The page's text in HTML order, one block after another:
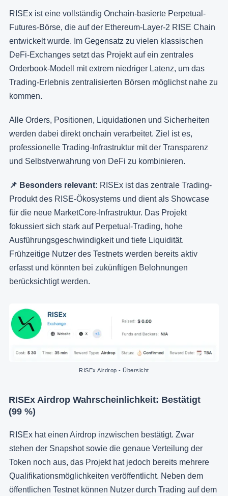
RISEx ist eine vollständig Onchain-basierte Perpetual-
Futures-Börse, die auf der Ethereum-Layer-2 RISE Chain
entwickelt wurde. Im Gegensatz zu vielen klassischen
DeFi-Exchanges setzt das Projekt auf ein zentrales
Orderbook-Modell mit extrem niedriger Latenz, um das
Trading-Erlebnis zentralisierten Börsen möglichst nahe zu
kommen.
Alle Orders, Positionen, Liquidationen und Sicherheiten
werden dabei direkt onchain verarbeitet. Ziel ist es,
professionelle Trading-Infrastruktur mit der Transparenz
und Selbstverwahrung von DeFi zu kombinieren.
📌 Besonders relevant: RISEx ist das zentrale Trading-
Produkt des RISE-Ökosystems und dient als Showcase
für die neue MarketCore-Infrastruktur. Das Projekt
fokussiert sich stark auf Perpetual-Trading, hohe
Ausführungsgeschwindigkeit und tiefe Liquidität.
Frühzeitige Nutzer des Testnets werden bereits aktiv
erfasst und könnten bei zukünftigen Belohnungen
berücksichtigt werden.
RISEx Airdrop - Übersicht
RISEx Airdrop Wahrscheinlichkeit: Bestätigt
(99 %)
RISEx hat einen Airdrop inzwischen bestätigt. Zwar
stehen der Snapshot sowie die genaue Verteilung der
Token noch aus, das Projekt hat jedoch bereits mehrere
Qualifikationsmöglichkeiten veröffentlicht. Neben dem
öffentlichen Testnet können Nutzer durch Trading auf dem